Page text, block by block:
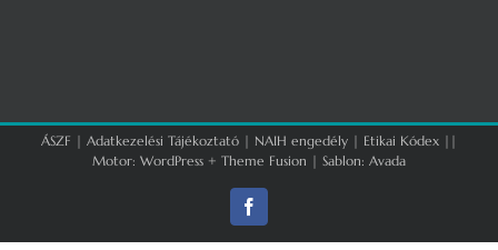
ÁSZF | Adatkezelési Tájékoztató | NAIH engedély | Etikai Kódex ||
Motor: WordPress + Theme Fusion | Sablon: Avada
Facebook